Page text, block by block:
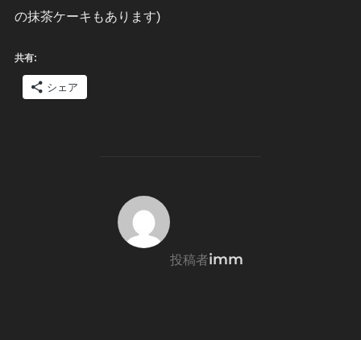
の抹茶ケーキもあります)
共有:
シェア
投稿者
投稿者imm